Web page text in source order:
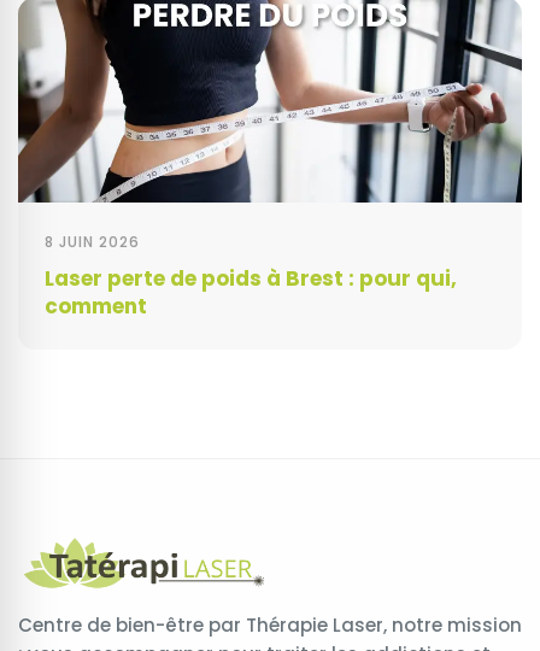
8 JUIN 2026
Laser perte de poids à Brest : pour qui,
comment
Centre de bien-être par Thérapie Laser, notre mission